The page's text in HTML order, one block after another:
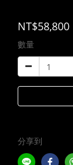
NT$58,800
數量
分享到